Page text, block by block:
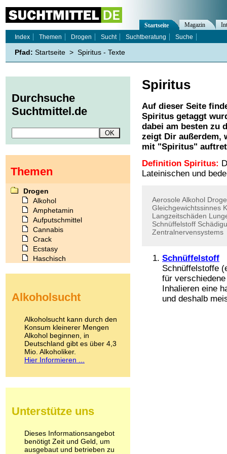
Spiritus
Auf dieser Seite
Spiritus getaggt
dabei am besten zu
zeigt Dir außerdem,
mit "Spiritus"
Definition Spiritus:
Lateinischen und
Aerosole Alkohol
Gleichgewichtssinnes
Langzeitschäden
Schnüffelstoff
Zentralnervensystems
Schnüffelstoff
Schnüffelstoffe
für
Inhalieren eine
und deshalb
Startseite Magazin
Index
Themen Drogen Sucht Suchtberatung Suche
Pfad: Startseite > Spiritus - Texte
Durchsuche
Suchtmittel.de
Themen
Drogen
Alkohol
Amphetamin
Aufputschmittel
Cannabis
Crack
Ecstasy
Haschisch
Kokain
LSD
Marihuana
Medikamente
Meskalin
Metamphetamin
Methadon
Pilze
Psychopharmaka
Schlafmittel
Schmerzmittel
Alkoholsucht
Alkoholsucht kann durch den
Konsum kleinerer Mengen
Alkohol beginnen, in
Deutschland gibt es über 4,3
Mio. Alkoholiker.
Hier Informieren ...
Unterstütze uns
Dieses Informationsangebot
benötigt Zeit und Geld, um
ausgebaut und betrieben zu